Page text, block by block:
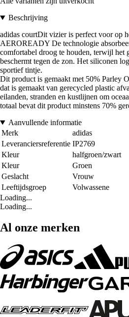
Beschrijving
adidas courtDit vizier is perfect voor op
AEROREADY De technologie
comfortabel droog te houden, terwijl het
beschermt tegen de zon. Het siliconen
sportief tintje.
Dit product is gemaakt met 50% Parley
dat is gemaakt van gerecycled plastic
eilanden, stranden en kustlijnen om
totaal bevat dit product minstens 70%
Aanvullende informatie
Merk
adidas
Leveranciersreferentie IP2769
Kleur
halfgroen/zwart
Kleur
Groen
Geslacht
Vrouw
Leeftijdsgroep
Volwassene
Loading...
Loading...
Al onze merken